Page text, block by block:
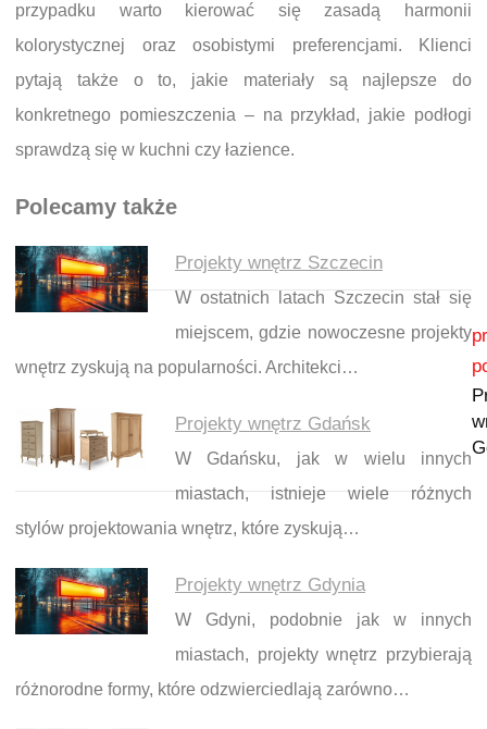
przypadku warto kierować się zasadą harmonii
kolorystycznej oraz osobistymi preferencjami. Klienci
pytają także o to, jakie materiały są najlepsze do
konkretnego pomieszczenia – na przykład, jakie podłogi
sprawdzą się w kuchni czy łazience.
Polecamy także
Projekty wnętrz Szczecin
W ostatnich latach Szczecin stał się
miejscem, gdzie nowoczesne projekty
wnętrz zyskują na popularności. Architekci…
Projekty wnętrz Gdańsk
W Gdańsku, jak w wielu innych
miastach, istnieje wiele różnych
stylów projektowania wnętrz, które zyskują…
Projekty wnętrz Gdynia
W Gdyni, podobnie jak w innych
miastach, projekty wnętrz przybierają
różnorodne formy, które odzwierciedlają zarówno…
Nawigacja wpisu